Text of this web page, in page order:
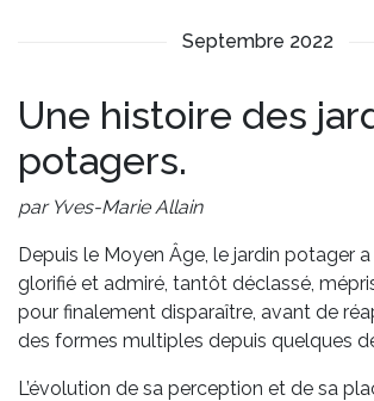
Septembre 2022
Une histoire des
potagers.
par Yves-Marie Allain
Depuis le Moyen Âge, le jardin potager
glorifié et admiré, tantôt déclassé,
pour finalement disparaître, avant de
des formes multiples depuis quelques
L’évolution de sa perception et de sa